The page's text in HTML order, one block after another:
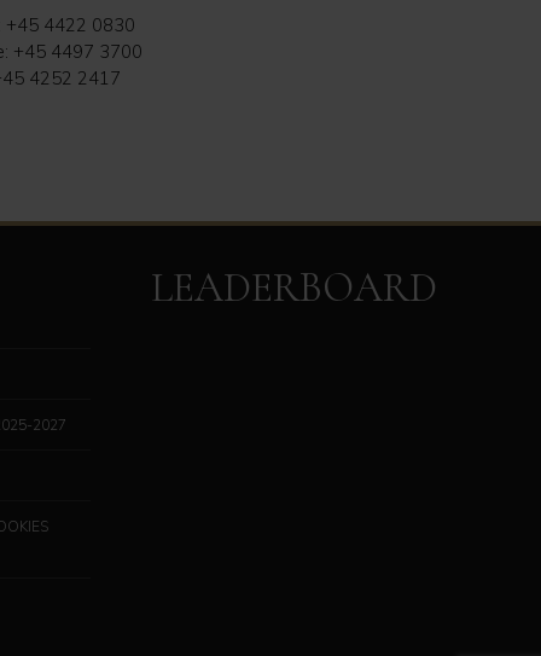
+45 4422 0830
+45 4497 3700
4252 2417
2027
LEADERBOARD